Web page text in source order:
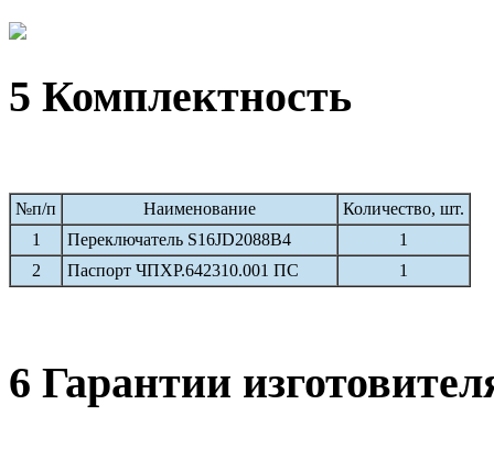
5 Комплектность
№п/п Наименование
Количество, шт.
1
Переключатель S16JD2088B4
1
2
Паспорт ЧПХР.642310.001 ПС 1
6 Гарантии